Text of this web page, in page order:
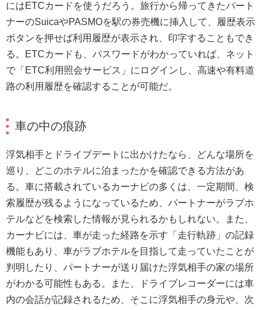
にはETCカードを使うだろう。旅行から帰ってきたパート
ナーのSuicaやPASMOを駅の券売機に挿入して、履歴表示
ボタンを押せば利用履歴が表示され、印字することもでき
る。ETCカードも、パスワードがわかっていれば、ネット
で「ETC利用照会サービス」にログインし、高速や有料道
路の利用履歴を確認することが可能だ。
車の中の痕跡
浮気相手とドライブデートに出かけたなら、どんな場所を
巡り、どこのホテルに泊まったかを確認できる方法があ
る。車に搭載されているカーナビの多くは、一定期間、検
索履歴が残るようになっているため、パートナーがラブホ
テルなどを検索した情報が見られるかもしれない。また、
カーナビには、車が走った経路を示す「走行軌跡」の記録
機能もあり、車がラブホテルを目指して走っていたことが
判明したり、パートナーが送り届けた浮気相手の家の場所
がわかる可能性もある。また、ドライブレコーダーには車
内の会話が記録されるため、そこに浮気相手の身元や、次